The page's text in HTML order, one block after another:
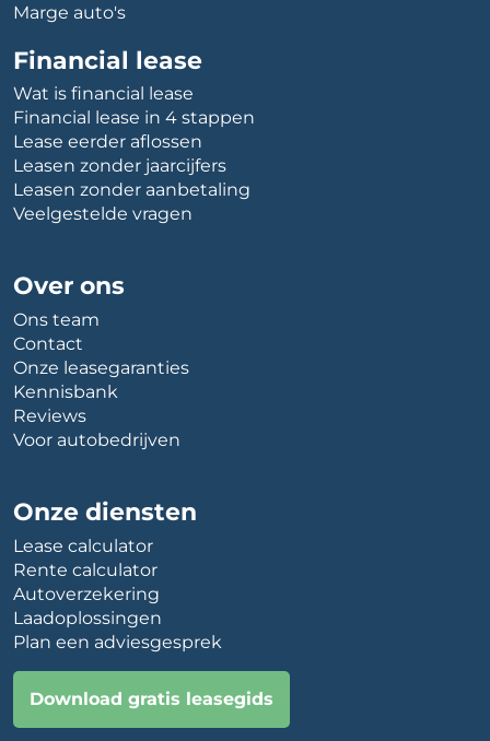
Marge auto's
Financial lease
Wat is financial lease
Financial lease in 4 stappen
Lease eerder aflossen
Leasen zonder jaarcijfers
Leasen zonder aanbetaling
Veelgestelde vragen
Over ons
Ons team
Contact
Onze leasegaranties
Kennisbank
Reviews
Voor autobedrijven
Onze diensten
Lease calculator
Rente calculator
Autoverzekering
Laadoplossingen
Plan een adviesgesprek
Download gratis leasegids